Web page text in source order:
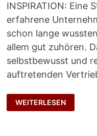
INSPIRATION: Eine
erfahrene
schon lange
allem gut zuhören.
selbstbewusst und
auftretenden
DISZIPLIN
UND
ZUHÖREN
WEITERLESEN